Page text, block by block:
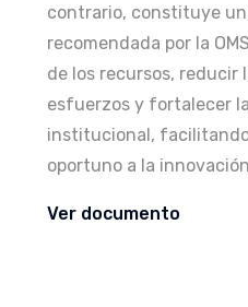
contrario, constituye
recomendada por la
de los recursos, reducir
esfuerzos y fortalecer
institucional,
oportuno a la
Ver documento